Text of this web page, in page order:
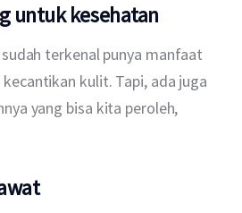
untuk kesehatan
terkenal punya manfaat
kulit. Tapi, ada juga
yang bisa kita peroleh,